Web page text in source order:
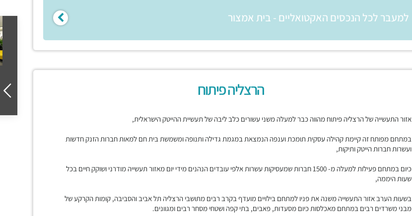
למעבר לכל הנכסים האקטואליים - בית אמצור
הרצליה פיתוח
אזור התעשייה של הרצליה פיתוח מהווה כבר למעלה משני עשורים כלב ליבה של תעשיית ההייטק הישראלית,
במתחם מפותח זה קיימת קהילה עסקית תומכת וענפה הנמצאת במגמת גדילה ותנופה ומשמשת בית חם למאות חברות הזנק חדשות
ועשרות חברות הייטק ותיקות,
כיום במתחם פעילות למעלה מ- 1500 חברות שמעסיקות עשרות אלפי עובדים הנהנים מידי יום מאזור תעשייה מודרני ושוקק חיים בכל
שעות היממה,
בשעות הערב אזור התעשייה משנה את פניו למתחם בילויים מועדף בקרב רבים מתושבי הרצליה תל אביב והסביבה, קומות הקרקע של
מבני משרדים רבים במתחם מאכלסות כיום מסעדות, פאבים, בתי קפה ושטחי מסחר רבים ומגוונים.